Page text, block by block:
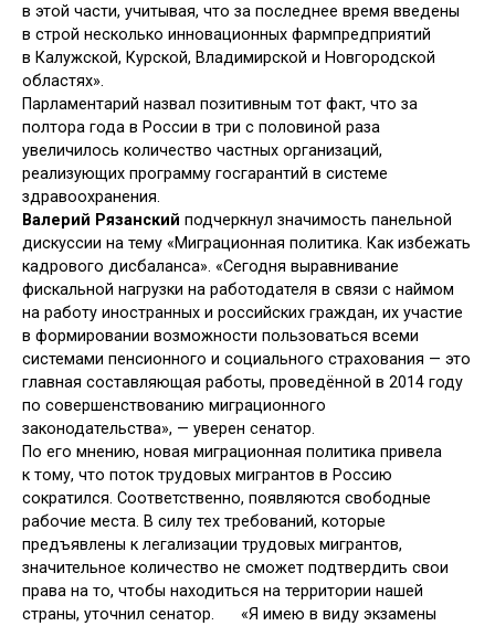
в этой части, учитывая, что за последнее время введены
в строй несколько инновационных фармпредприятий
в Калужской, Курской, Владимирской и Новгородской
областях».
Парламентарий назвал позитивным тот факт, что за
полтора года в России в три с половиной раза
увеличилось количество частных организаций,
реализующих программу госгарантий в системе
здравоохранения.
Валерий Рязанский подчеркнул значимость панельной
дискуссии на тему «Миграционная политика. Как избежать
кадрового дисбаланса». «Сегодня выравнивание
фискальной нагрузки на работодателя в связи с наймом
на работу иностранных и российских граждан, их участие
в формировании возможности пользоваться всеми
системами пенсионного и социального страхования — это
главная составляющая работы, проведённой в 2014 году
по совершенствованию миграционного
законодательства», — уверен сенатор.
По его мнению, новая миграционная политика привела
к тому, что поток трудовых мигрантов в Россию
сократился. Соответственно, появляются свободные
рабочие места. В силу тех требований, которые
предъявлены к легализации трудовых мигрантов,
значительное количество не сможет подтвердить свои
права на то, чтобы находиться на территории нашей
страны, уточнил сенатор.
«Я имею в виду экзамены